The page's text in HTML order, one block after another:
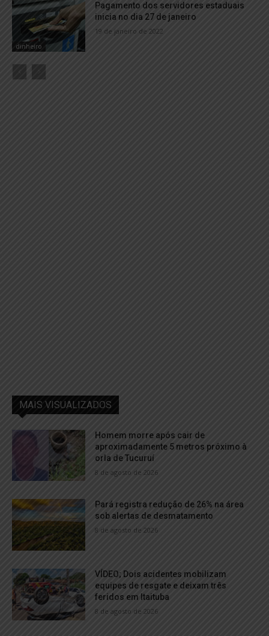
dinheiro
Pagamento dos servidores estaduais
inicia no dia 27 de janeiro
19 de janeiro de 2022
MAIS VISUALIZADOS
Homem morre após cair de
aproximadamente 5 metros próximo à
orla de Tucuruí
8 de agosto de 2026
Pará registra redução de 26% na área
sob alertas de desmatamento
8 de agosto de 2026
VÍDEO; Dois acidentes mobilizam
equipes de resgate e deixam três
feridos em Itaituba
8 de agosto de 2026